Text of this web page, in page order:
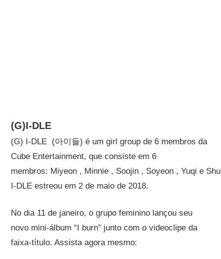
(G)I-DLE
(G) I-DLE (아이들) é um girl group de 6 membros da
Cube Entertainment, que consiste em 6
membros: Miyeon , Minnie , Soojin , Soyeon , Yuqi e
I-DLE estreou em 2 de maio de 2018.
No dia 11 de janeiro, o grupo feminino lançou seu
novo mini-álbum “I burn” junto com o videoclipe da
faixa-título. Assista agora mesmo: